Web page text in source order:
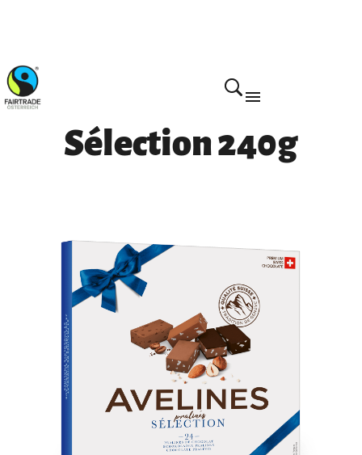
Home
Sélection 240g